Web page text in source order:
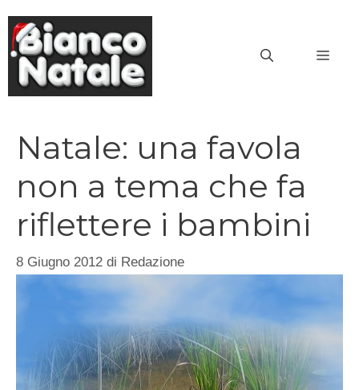
contenuto
Natale: una favola
non a tema che fa
riflettere i bambini
8 Giugno 2012 di Redazione